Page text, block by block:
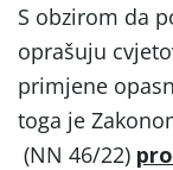
S obzirom da
oprašuju
primjene
toga je
(NN 46/22)